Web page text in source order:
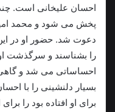
احسان علیخانی است.
پخش می‌ شود و محمد
دعوت شد. حضور او در
را بشناسند و سرگذشت او
احساساتی می‌ شد و
بسیار دلنشینی را با
برای او افتاده بود را